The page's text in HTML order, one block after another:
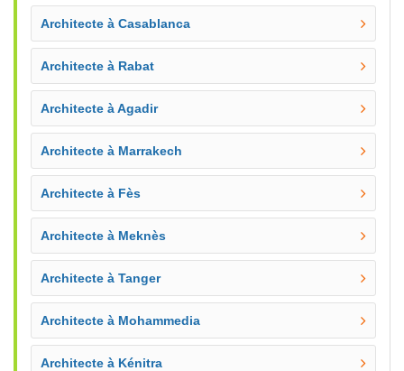
Architecte à Casablanca
Architecte à Rabat
Architecte à Agadir
Architecte à Marrakech
Architecte à Fès
Architecte à Meknès
Architecte à Tanger
Architecte à Mohammedia
Architecte à Kénitra